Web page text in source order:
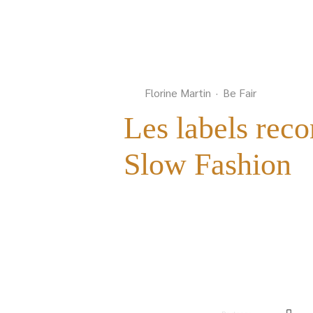
Florine Martin · Be Fair
Les labels
Slow Fashion